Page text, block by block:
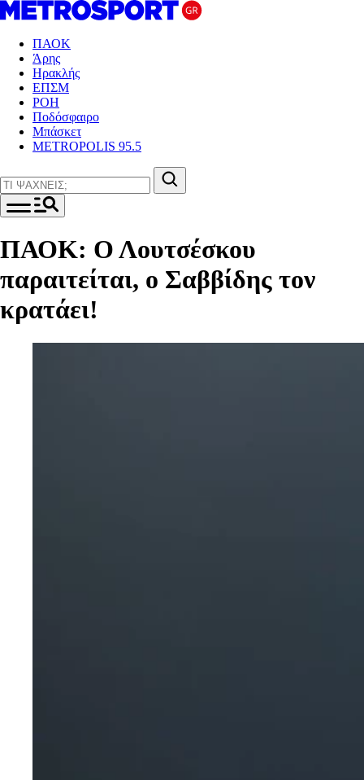
ΠΑΟΚ
Άρης
Ηρακλής
ΕΠΣΜ
ΡΟΗ
Ποδόσφαιρο
Μπάσκετ
METROPOLIS 95.5
ΠΑΟΚ: Ο Λουτσέσκου
παραιτείται, ο Σαββίδης τον
κρατάει!